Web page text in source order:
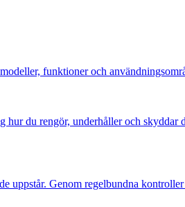
funktioner och
du rengör, underhåller och skyddar
uppstår. Genom regelbundna